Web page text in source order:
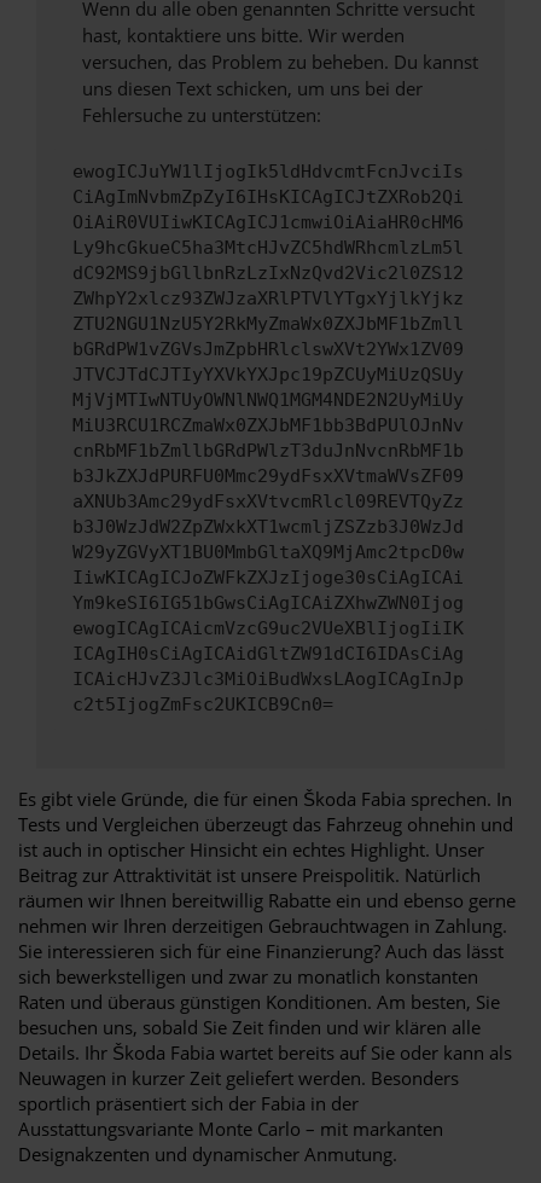
Wenn du alle oben genannten Schritte versucht
hast, kontaktiere uns bitte. Wir werden
versuchen, das Problem zu beheben. Du kannst
uns diesen Text schicken, um uns bei der
Fehlersuche zu unterstützen:
ewogICJuYW1lIjogIk5ldHdvcmtFcnJvciIs
CiAgImNvbmZpZyI6IHsKICAgICJtZXRob2Qi
OiAiR0VUIiwKICAgICJ1cmwiOiAiaHR0cHM6
Ly9hcGkueC5ha3MtcHJvZC5hdWRhcmlzLm5l
dC92MS9jbGllbnRzLzIxNzQvd2Vic2l0ZS12
ZWhpY2xlcz93ZWJzaXRlPTVlYTgxYjlkYjkz
ZTU2NGU1NzU5Y2RkMyZmaWx0ZXJbMF1bZmll
bGRdPW1vZGVsJmZpbHRlclswXVt2YWx1ZV09
JTVCJTdCJTIyYXVkYXJpc19pZCUyMiUzQSUy
MjVjMTIwNTUyOWNlNWQ1MGM4NDE2N2UyMiUy
MiU3RCU1RCZmaWx0ZXJbMF1bb3BdPUlOJnNv
cnRbMF1bZmllbGRdPWlzT3duJnNvcnRbMF1b
b3JkZXJdPURFU0Mmc29ydFsxXVtmaWVsZF09
aXNUb3Amc29ydFsxXVtvcmRlcl09REVTQyZz
b3J0WzJdW2ZpZWxkXT1wcmljZSZzb3J0WzJd
W29yZGVyXT1BU0MmbGltaXQ9MjAmc2tpcD0w
IiwKICAgICJoZWFkZXJzIjoge30sCiAgICAi
Ym9keSI6IG51bGwsCiAgICAiZXhwZWN0Ijog
ewogICAgICAicmVzcG9uc2VUeXBlIjogIiIK
ICAgIH0sCiAgICAidGltZW91dCI6IDAsCiAg
ICAicHJvZ3Jlc3MiOiBudWxsLAogICAgInJp
c2t5IjogZmFsc2UKICB9Cn0=
Es gibt viele Gründe, die für einen Škoda Fabia sprechen. In
Tests und Vergleichen überzeugt das Fahrzeug ohnehin und
ist auch in optischer Hinsicht ein echtes Highlight. Unser
Beitrag zur Attraktivität ist unsere Preispolitik. Natürlich
räumen wir Ihnen bereitwillig Rabatte ein und ebenso gerne
nehmen wir Ihren derzeitigen Gebrauchtwagen in Zahlung.
Sie interessieren sich für eine Finanzierung? Auch das lässt
sich bewerkstelligen und zwar zu monatlich konstanten
Raten und überaus günstigen Konditionen. Am besten, Sie
besuchen uns, sobald Sie Zeit finden und wir klären alle
Details. Ihr Škoda Fabia wartet bereits auf Sie oder kann als
Neuwagen in kurzer Zeit geliefert werden. Besonders
sportlich präsentiert sich der Fabia in der
Ausstattungsvariante Monte Carlo – mit markanten
Designakzenten und dynamischer Anmutung.